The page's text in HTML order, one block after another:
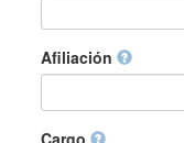
Afiliación
Cargo